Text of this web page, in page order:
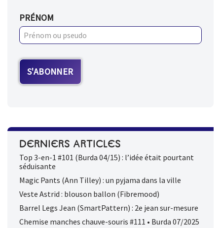
PRÉNOM
DERNIERS ARTICLES
Top 3-en-1 #101 (Burda 04/15) : l’idée était pourtant
séduisante
Magic Pants (Ann Tilley) : un pyjama dans la ville
Veste Astrid : blouson ballon (Fibremood)
Barrel Legs Jean (SmartPattern) : 2e jean sur-mesure
Chemise manches chauve-souris #111 • Burda 07/2025